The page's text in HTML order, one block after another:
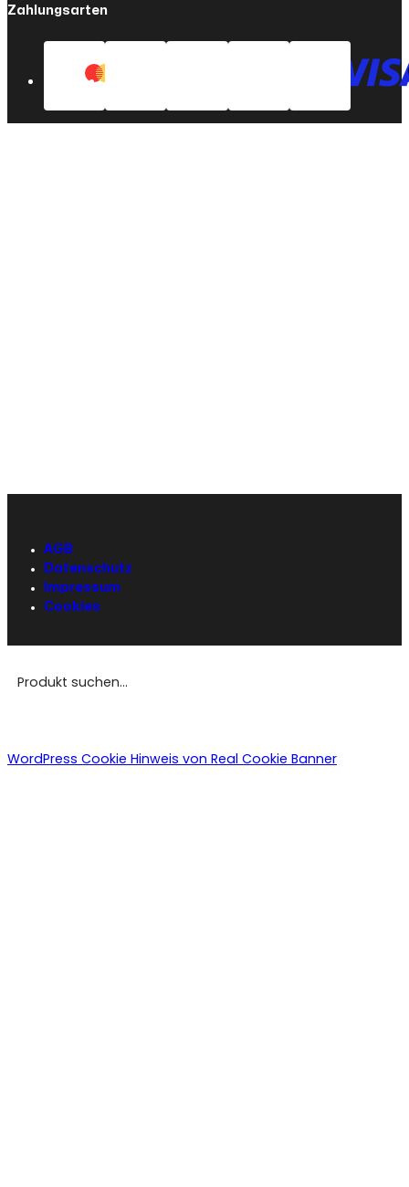
Zahlungsarten
AGB
Datenschutz
Impressum
Cookies
WordPress Cookie Hinweis von Real Cookie Banner